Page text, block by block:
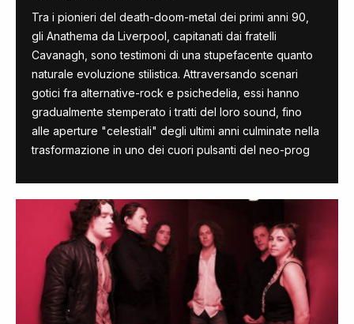
Tra i pionieri del death-doom-metal dei primi anni 90,
gli Anathema da Liverpool, capitanati dai fratelli
Cavanagh, sono testimoni di una stupefacente quanto
naturale evoluzione stilistica. Attraversando scenari
gotici fra alternative-rock e psichedelia, essi hanno
gradualmente stemperato i tratti del loro sound, fino
alle aperture "celestiali" degli ultimi anni culminate nella
trasformazione in uno dei cuori pulsanti del neo-prog